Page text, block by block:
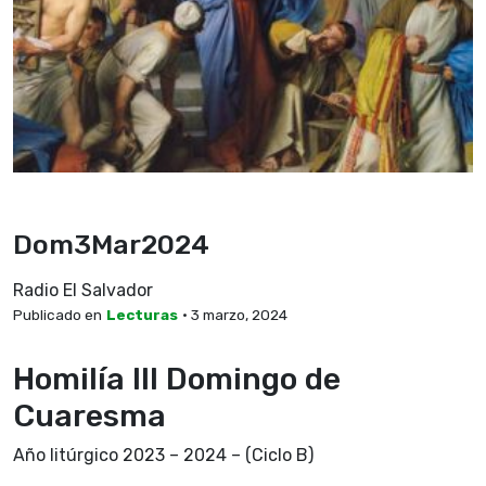
Dom3Mar2024
Radio El Salvador
Publicado en Lecturas • 3 marzo, 2024
Homilía III Domingo de
Cuaresma
Año litúrgico 2023 – 2024 – (Ciclo B)